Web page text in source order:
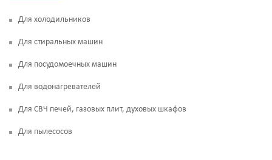
Для холодильников
Для стиральных машин
Для посудомоечных машин
Для водонагревателей
Для СВЧ печей, газовых плит, духовых шкафов
Для пылесосов